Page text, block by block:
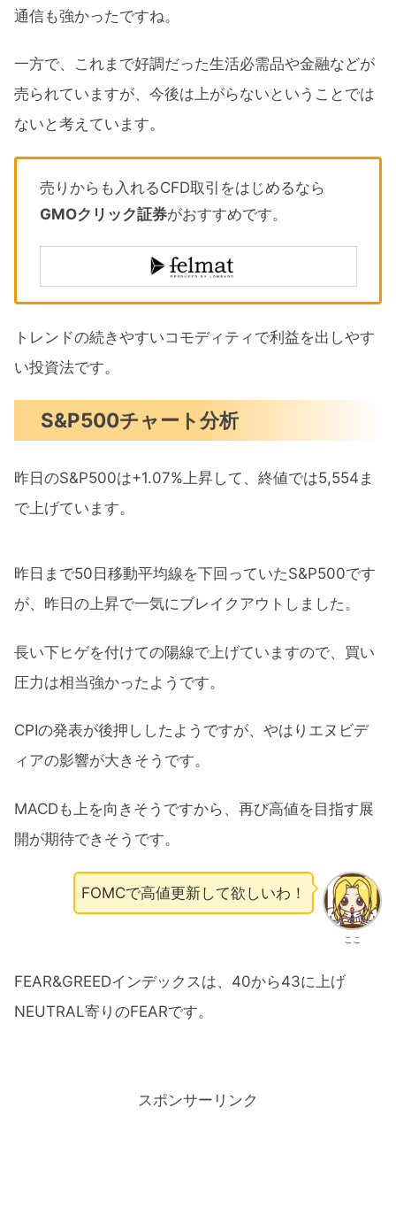
通信も強かったですね。
一方で、これまで好調だった生活必需品や金融などが
売られていますが、今後は上がらないということでは
ないと考えています。
売りからも入れるCFD取引をはじめるなら
GMOクリック証券がおすすめです。
トレンドの続きやすいコモディティで利益を出しやす
い投資法です。
S&P500チャート分析
昨日のS&P500は+1.07%上昇して、終値では5,554ま
で上げています。
昨日まで50日移動平均線を下回っていたS&P500です
が、昨日の上昇で一気にブレイクアウトしました。
長い下ヒゲを付けての陽線で上げていますので、買い
圧力は相当強かったようです。
CPIの発表が後押ししたようですが、やはりエヌビデ
ィアの影響が大きそうです。
MACDも上を向きそうですから、再び高値を目指す展
開が期待できそうです。
ここ
FOMCで高値更新して欲しいわ！
FEAR&GREEDインデックスは、40から43に上げ
NEUTRAL寄りのFEARです。
スポンサーリンク